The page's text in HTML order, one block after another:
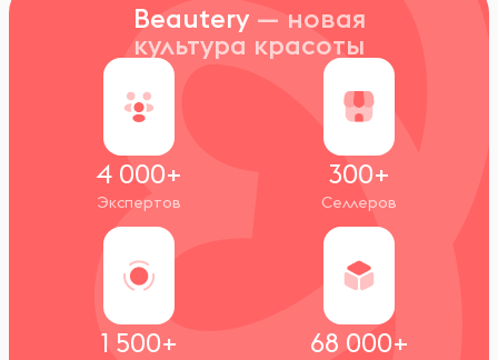
Beautery — новая
культура красоты
4 000+
Экспертов
300+
Селлеров
1 500+ 68 000+